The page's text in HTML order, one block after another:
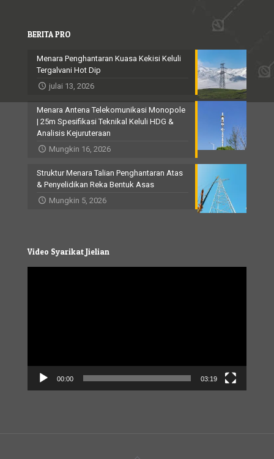
BERITA PRO
Menara Penghantaran Kuasa Kekisi Keluli
Tergalvani Hot Dip
julai 13, 2026
Menara Antena Telekomunikasi Monopole
| 25m Spesifikasi Teknikal Keluli HDG &
Analisis Kejuruteraan
Mungkin 16, 2026
Struktur Menara Talian Penghantaran Atas
& Penyelidikan Reka Bentuk Asas
Mungkin 5, 2026
Video Syarikat Jielian
00:00 03:19